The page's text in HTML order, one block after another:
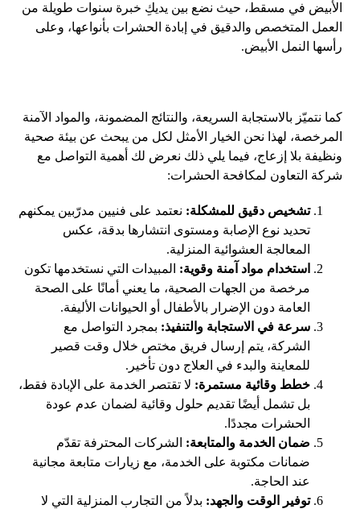
الأبيض في مسقط، حيث نضع بين يديكِ خبرة سنوات طويلة من
العمل المتخصص والدقيق في إبادة الحشرات بأنواعها، وعلى
رأسها النمل الأبيض.
كما نتميّز بالاستجابة السريعة، والنتائج المضمونة، والمواد الآمنة
المرخصة، لهذا نحن الخيار الأمثل لكل من يبحث عن بيئة صحية
ونظيفة بلا إزعاج، فيما يلي ذلك نعرض لك أهمية التواصل مع
شركة التعاون لمكافحة الحشرات:
تشخيص دقيق للمشكلة: نعتمد على فنيين مدرّبين يمكنهم
تحديد نوع الإصابة ومستوى انتشارها بدقة، عكس
المعالجة العشوائية المنزلية.
استخدام مواد آمنة وقوية: المبيدات التي نستخدمها تكون
مرخصة من الجهات الصحية، ما يعني أمانًا على الصحة
العامة دون الإضرار بالأطفال أو الحيوانات الأليفة.
سرعة في الاستجابة والتنفيذ: بمجرد التواصل مع
الشركة، يتم إرسال فريق مختص خلال وقت قصير
للمعاينة والبدء في العلاج دون تأخير.
خطط وقائية مستمرة: لا تقتصر الخدمة على الإبادة فقط،
بل تشمل أيضًا تقديم حلول وقائية لضمان عدم عودة
الحشرات مجددًا.
ضمان الخدمة والمتابعة: الشركات المحترفة تقدّم
ضمانات مكتوبة على الخدمة، مع زيارات متابعة مجانية
عند الحاجة.
توفير الوقت والجهد: بدلاً من التجارب المنزلية التي لا